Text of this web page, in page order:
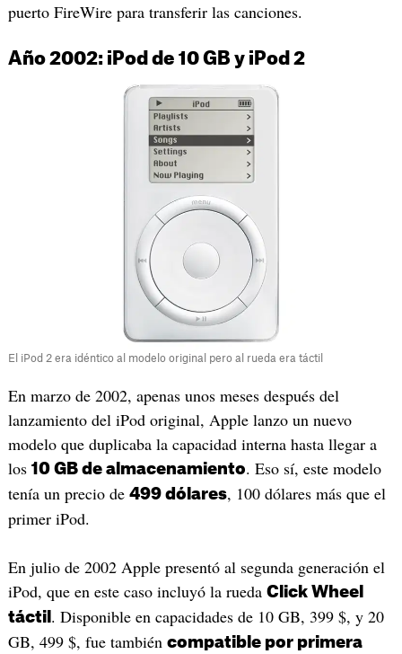
puerto FireWire para transferir las canciones.
Año 2002: iPod de 10 GB y iPod 2
El iPod 2 era idéntico al modelo original pero al rueda era táctil
En marzo de 2002, apenas unos meses después del
lanzamiento del iPod original, Apple lanzo un nuevo
modelo que duplicaba la capacidad interna hasta llegar a
los 10 GB de almacenamiento. Eso sí, este modelo
tenía un precio de 499 dólares, 100 dólares más que el
primer iPod.
En julio de 2002 Apple presentó al segunda generación el
iPod, que en este caso incluyó la rueda Click Wheel
táctil . Disponible en capacidades de 10 GB, 399 $, y 20
GB, 499 $, fue también compatible por primera